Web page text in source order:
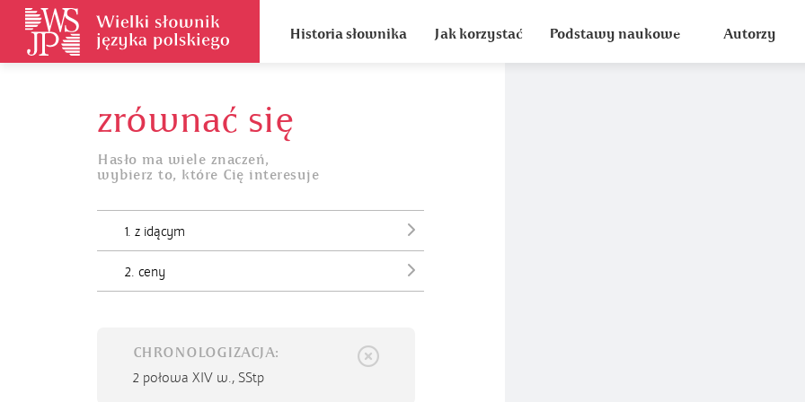
Historia słownika Jak korzystać Podstawy naukowe Autorzy
zrównać się
Hasło ma wiele znaczeń,
wybierz to, które Cię interesuje
1. z idącym
2. ceny
CHRONOLOGIZACJA:
2 połowa XIV w., SStp